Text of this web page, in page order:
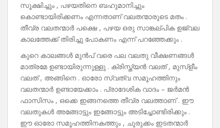
സൂക്ഷിച്ചും , പഴയതിനെ ബഹുമാനിച്ചും
കൊണ്ടായിരിക്കണം എന്നതാണ് വലതന്മാരുടെ മതം .
തീവ്ര വലതന്മാർ പക്ഷെ , പഴയ ഒരു സാങ്കല്പിക ഉജ്വല
കാലത്തേക്ക് തിരിച്ചു പോകണം എന്ന് പറഞ്ഞേക്കും .
കുറെ കാലങ്ങൾ മുൻപ് വരെ പല വലതു വീക്ഷണങ്ങൾ
മാത്രമേ ഉണ്ടായിരുന്നുള്ളു . ക്രിസ്ത്യൻ വലത് , മുസ്ളീം
വലത് , അങ്ങിനെ . ഓരോ സ്വത്വ സമൂഹത്തിനും
വലതന്മാർ ഉണ്ടായേക്കാം . പ്രാദേശിക വാദം – ജർമൻ
ഫാസിസം , ഒക്കെ ഇങ്ങനത്തെ തീവ്ര വലത്താണ് . ഈ
വലതുകൾ അങ്ങോട്ടും ഇങ്ങോട്ടും അടിച്ചോണ്ടിരിക്കും .
ഈ ഓരോ സമൂഹത്തിനകത്തും , ചുരുക്കം ഇടതന്മാർ